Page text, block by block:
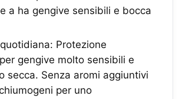
a ha gengive sensibili e bocca
Protezione
gengive molto sensibili e
secca. Senza aromi aggiuntivi
per uno